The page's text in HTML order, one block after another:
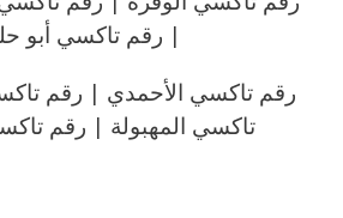
| رقم تاكسي أبو
رقم تاكسي الأحمدي | رقم
تاكسي المهبولة | رقم